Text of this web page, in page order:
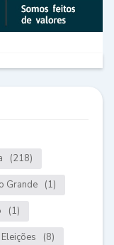
(218)
Grande (1)
(1)
Eleições (8)